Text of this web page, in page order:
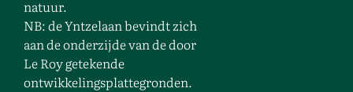
natuur.
NB: de Yntzelaan bevindt zich
aan de onderzijde van de door
Le Roy getekende
ontwikkelingsplattegronden.